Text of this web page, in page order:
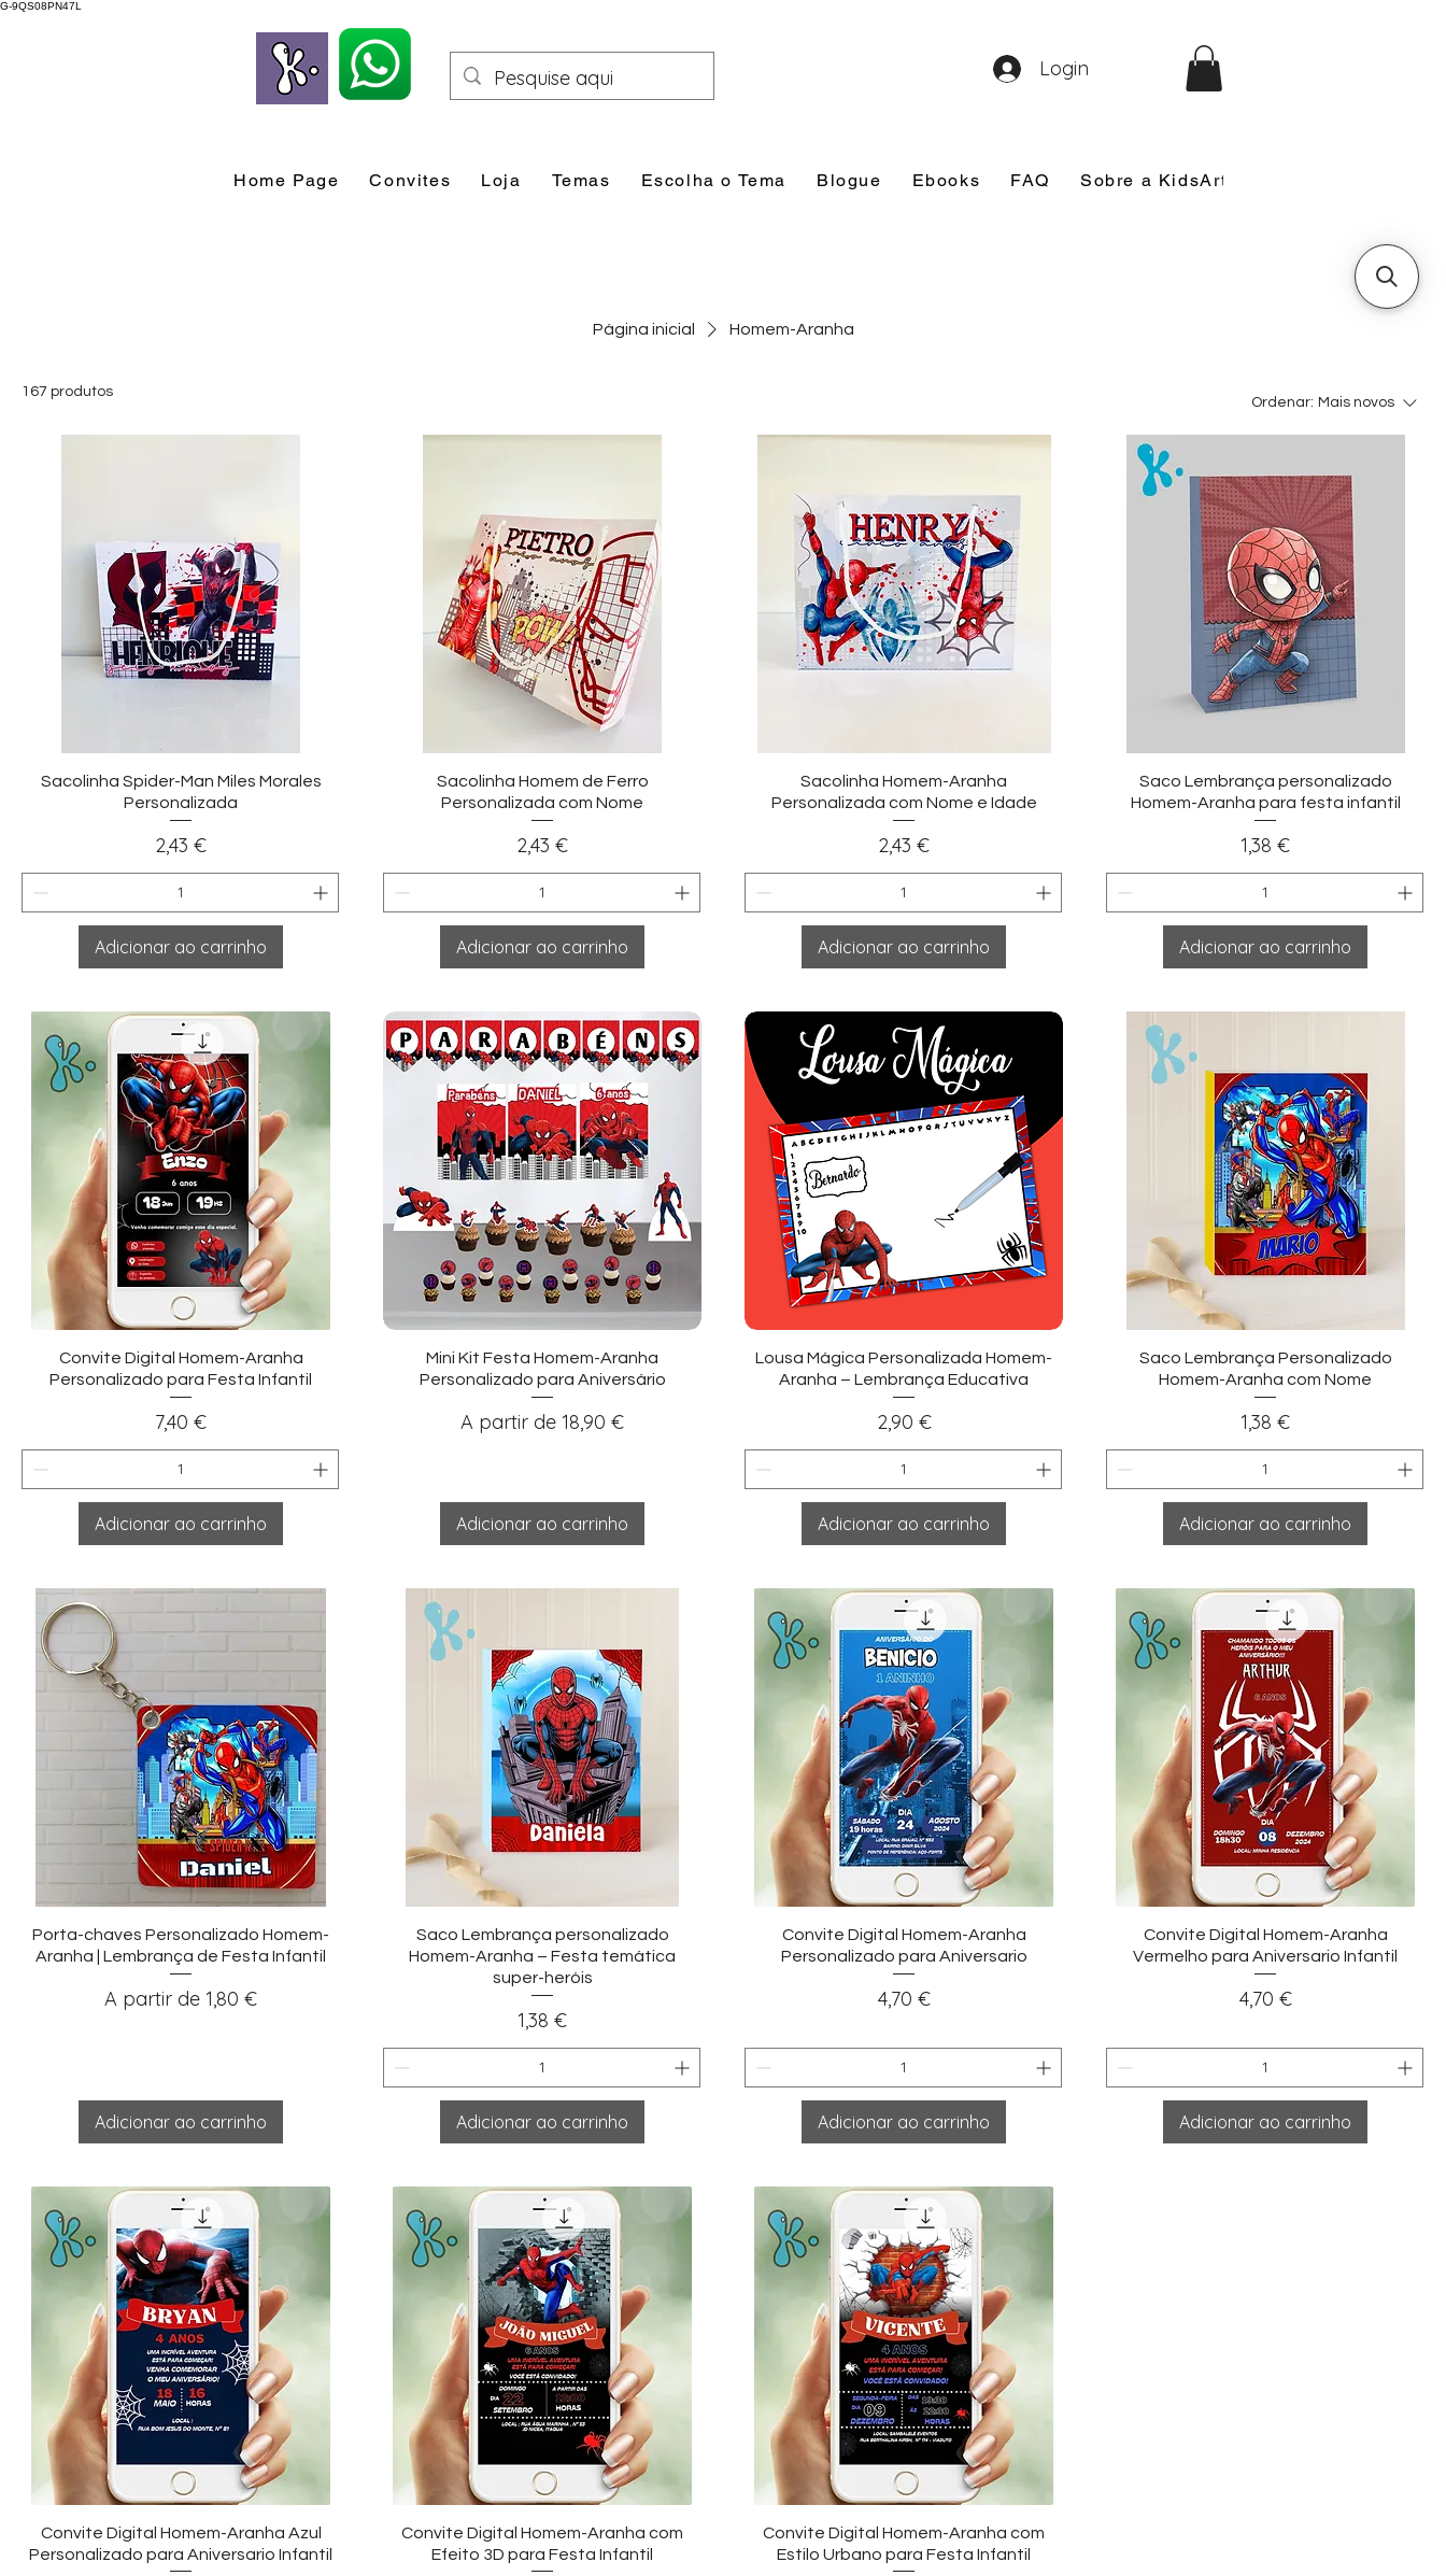
G-9QS08PN47L
Home Page Convites Loja Temas Escolha o Tema Blogue Ebooks FAQ Sobre a KidsArt
Login
Página inicial Homem-Aranha
167 produtos
Ordenar: Mais novos
Visualização rápida
Sacolinha Spider-Man Miles Morales
Personalizada
Preço
2,43 €
Adicionar ao carrinho
Visualização rápida
Sacolinha Homem de Ferro
Personalizada com Nome
Preço
2,43 €
Adicionar ao carrinho
Visualização rápida
Sacolinha Homem-Aranha
Personalizada com Nome e Idade
Preço
2,43 €
Adicionar ao carrinho
Visualização rápida
Saco Lembrança personalizado
Homem-Aranha para festa infantil
Preço
1,38 €
Adicionar ao carrinho
Visualização rápida
Convite Digital Homem-Aranha
Personalizado para Festa Infantil
Preço
7,40 €
Adicionar ao carrinho
Visualização rápida
Mini Kit Festa Homem-Aranha
Personalizado para Aniversário
A partir de 18,90 €
Preço promocional
Adicionar ao carrinho
Visualização rápida
Lousa Mágica Personalizada Homem-
Aranha – Lembrança Educativa
Preço
2,90 €
Adicionar ao carrinho
Visualização rápida
Saco Lembrança Personalizado
Homem-Aranha com Nome
Preço
1,38 €
Adicionar ao carrinho
Visualização rápida
Porta-chaves Personalizado Homem-
Aranha | Lembrança de Festa Infantil
A partir de 1,80 €
Preço promocional
Adicionar ao carrinho
Visualização rápida
Saco Lembrança personalizado
Homem-Aranha – Festa temática
super-heróis
Preço
1,38 €
Adicionar ao carrinho
Visualização rápida
Convite Digital Homem-Aranha
Personalizado para Aniversario
Preço
4,70 €
Adicionar ao carrinho
Visualização rápida
Convite Digital Homem-Aranha
Vermelho para Aniversario Infantil
Preço
4,70 €
Adicionar ao carrinho
Visualização rápida
Convite Digital Homem-Aranha Azul
Personalizado para Aniversario Infantil
Visualização rápida
Convite Digital Homem-Aranha com
Efeito 3D para Festa Infantil
Visualização rápida
Convite Digital Homem-Aranha com
Estilo Urbano para Festa Infantil